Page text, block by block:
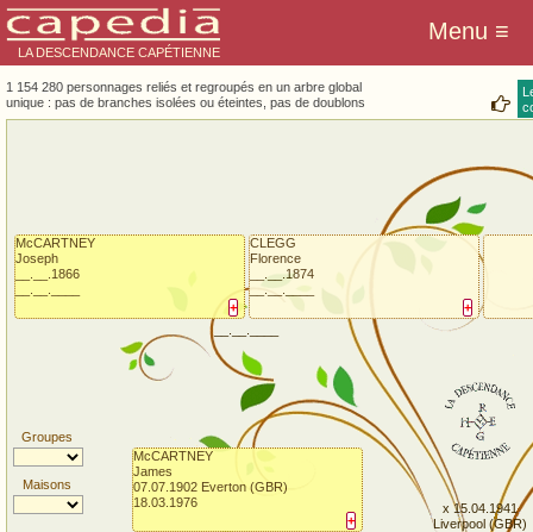
LA DESCENDANCE CAPÉTIENNE
1 154 280 personnages reliés et regroupés en un arbre global
unique : pas de branches isolées ou éteintes, pas de doublons
Groupes
Maisons
+
McCARTNEY
James
07.07.1902 Everton (GBR)
18.03.1976
+
McCARTNEY
Joseph
__.__.1866
+
CLEGG
Florence
__.__.1874
x 15.04.1941
Liverpool (GBR)
__.__.____